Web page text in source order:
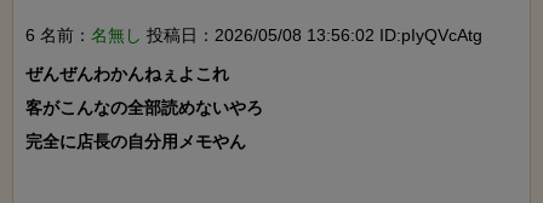
6 名前： 名無し 投稿日：2026/05/08 13:56:02 ID:pIyQVcAtg
ぜんぜんわかんねぇよこれ
客がこんなの全部読めないやろ
完全に店長の自分用メモやん